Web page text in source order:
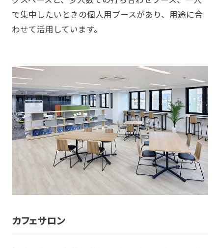
で集中したいときの個人用ブースがあり、用途に合
わせて活用しています。
カフェサロン